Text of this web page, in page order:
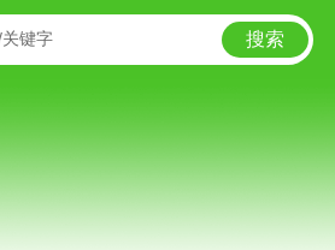
键字 搜索